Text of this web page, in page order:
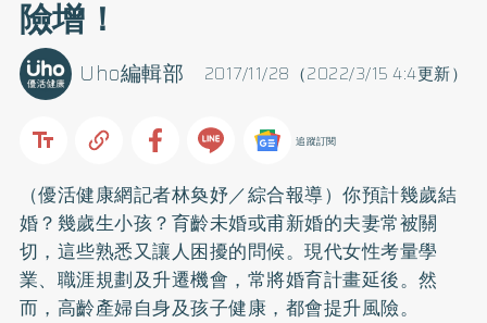
險增！
2017/11/28（2022/3/15 4:4更新）
Uho編輯部
追蹤訂閱
（優活健康網記者林奐妤／綜合報導）你預計幾歲結
婚？幾歲生小孩？育齡未婚或甫新婚的夫妻常被關
切，這些熟悉又讓人困擾的問候。現代女性考量學
業、職涯規劃及升遷機會，常將婚育計畫延後。然
而，高齡產婦自身及孩子健康，都會提升風險。